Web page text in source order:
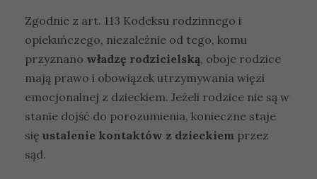
Zgodnie z art. 113 Kodeksu rodzinnego i
opiekuńczego, niezależnie od tego, komu
przyznano władzę rodzicielską, oboje rodzice
mają prawo i obowiązek utrzymywania więzi
emocjonalnej z dzieckiem. Jeżeli rodzice nie są w
stanie dojść do porozumienia, konieczne staje
się ustalenie kontaktów z dzieckiem przez
sąd.